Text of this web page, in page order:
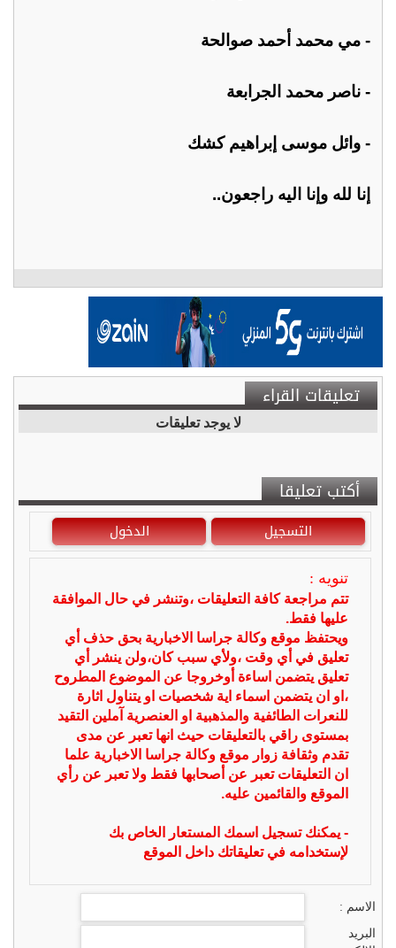
- مي محمد أحمد صوالحة
- ناصر محمد الجرابعة
- وائل موسى إبراهيم كشك
إنا لله وإنا اليه راجعون..
تعليقات القراء
لا يوجد تعليقات
أكتب تعليقا
التسجيل الدخول
تنويه :
تتم مراجعة كافة التعليقات ،وتنشر في حال الموافقة
عليها فقط.
ويحتفظ موقع وكالة جراسا الاخبارية بحق حذف أي
تعليق في أي وقت ،ولأي سبب كان،ولن ينشر أي
تعليق يتضمن اساءة أوخروجا عن الموضوع المطروح
،او ان يتضمن اسماء اية شخصيات او يتناول اثارة
للنعرات الطائفية والمذهبية او العنصرية آملين التقيد
بمستوى راقي بالتعليقات حيث انها تعبر عن مدى
تقدم وثقافة زوار موقع وكالة جراسا الاخبارية علما
ان التعليقات تعبر عن أصحابها فقط ولا تعبر عن رأي
الموقع والقائمين عليه.
- يمكنك تسجيل اسمك المستعار الخاص بك
لإستخدامه في تعليقاتك داخل الموقع
الاسم :
البريد